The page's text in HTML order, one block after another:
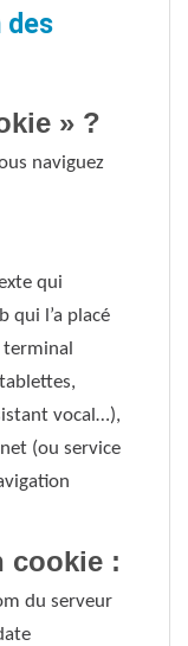
des
» ?
naviguez
qui
qui l’a placé
vocal…),
(ou service
cookie :
du serveur